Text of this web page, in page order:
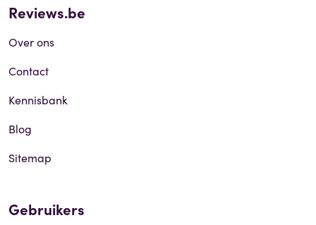
Reviews.be
Over ons
Contact
Kennisbank
Blog
Sitemap
Gebruikers